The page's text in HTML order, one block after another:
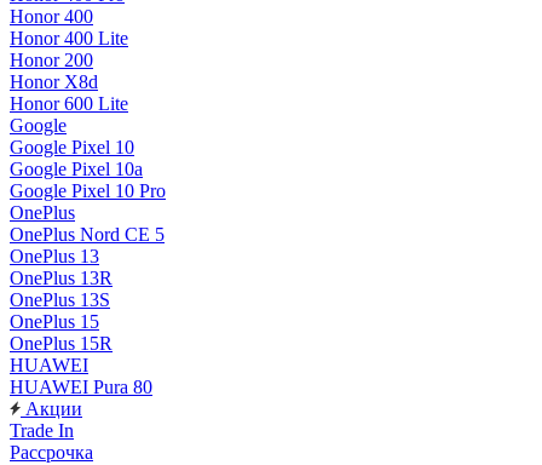
Honor 400
Honor 400 Lite
Honor 200
Honor X8d
Honor 600 Lite
Google
Google Pixel 10
Google Pixel 10a
Google Pixel 10 Pro
OnePlus
OnePlus Nord CE 5
OnePlus 13
OnePlus 13R
OnePlus 13S
OnePlus 15
OnePlus 15R
HUAWEI
HUAWEI Pura 80
Акции
Trade In
Рассрочка